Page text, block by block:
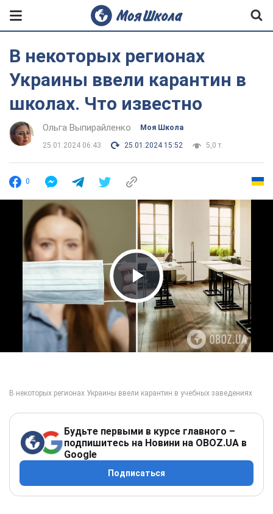
В некоторых регионах
Украины ввели карантин в
школах. Что известно
Ольга Выпирайленко Моя Школа
25.01.2024 06:43 25.01.2024 15:52 5,0 т.
0
Play Video
Будьте первыми в курсе главного –
подпишитесь на Новини на OBOZ.UA в
Google
Подписаться